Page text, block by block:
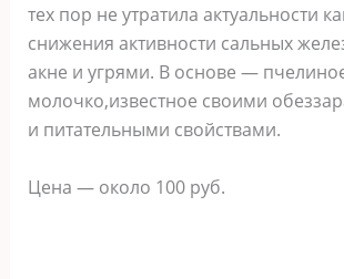
тех пор не утратила актуальности
снижения активности сальных
акне и угрями. В основе —
молочко,известное своими
и питательными свойствами.
Цена — около 100 руб.